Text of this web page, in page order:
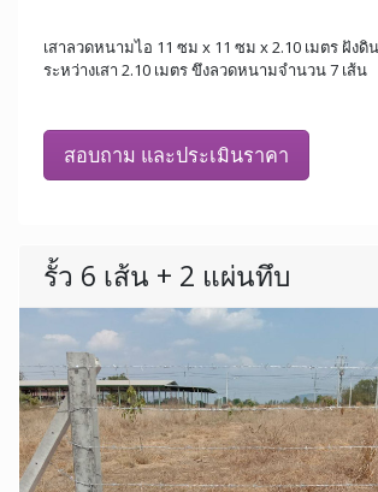
เสาลวดหนามไอ 11 ซม x 11 ซม x 2.10 เมตร ฝังดิ
ระหว่างเสา 2.10 เมตร ขึงลวดหนามจำนวน 7 เส้น
สอบถาม และประเมินราคา
รั้ว 6 เส้น + 2 แผ่นทึบ